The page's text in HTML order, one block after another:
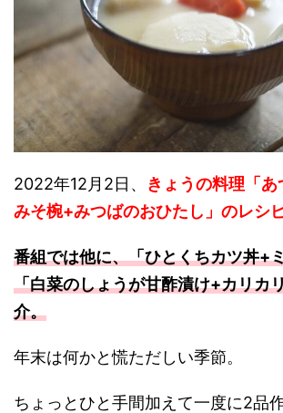
2022年12月2日、 きょうの料理「
みそ椀+みつばのおひたし」のレシピ
番組では他に、「ひとくちカツ丼+
「白菜のしょうが甘酢漬け+カリカ
介。
年末は何かと慌ただしい季節。
ちょっとひと手間加えて一度に2品